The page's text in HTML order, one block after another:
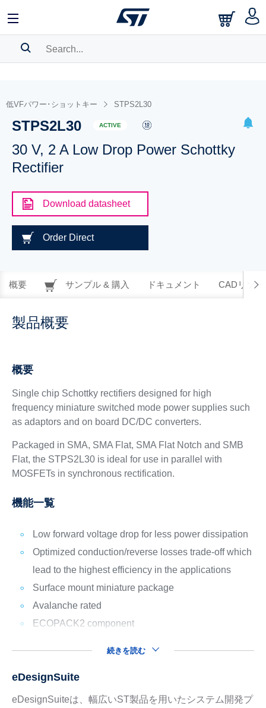
BOOKMARK
Pleaselog into show your saved searches.
低VFパワー･ショットキー STPS2L30
STPS2L30 ACTIVE
30 V, 2 A Low Drop Power Schottky
Rectifier
Download datasheet
Order Direct
概要 サンプル & 購入 ドキュメント CADリソー
製品概要
概要
Single chip Schottky rectifiers designed for high
frequency miniature switched mode power supplies such
as adaptors and on board DC/DC converters.
Packaged in SMA, SMA Flat, SMA Flat Notch and SMB
Flat, the STPS2L30 is ideal for use in parallel with
MOSFETs in synchronous rectification.
機能一覧
Low forward voltage drop for less power dissipation
Optimized conduction/reverse losses trade-off which
lead to the highest efficiency in the applications
Surface mount miniature package
Avalanche rated
ECOPACK2 component
続きを読む
eDesignSuite
eDesignSuiteは、幅広いST製品を用いたシステム開発プ